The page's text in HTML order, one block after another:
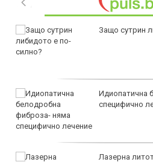
Защо сутрин
Идиопатична
специфично
Лазерна